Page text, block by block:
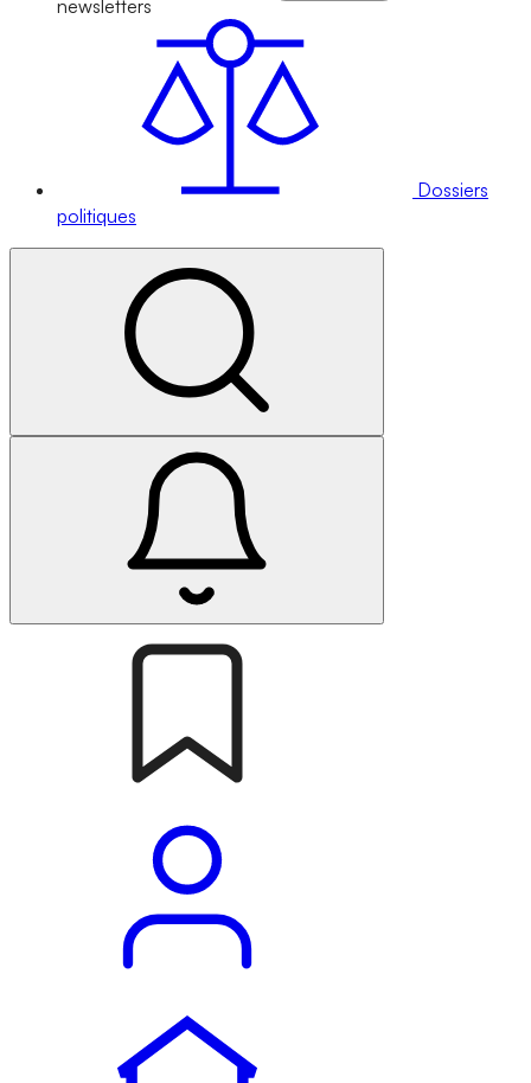
newsletters
Dossiers
politiques